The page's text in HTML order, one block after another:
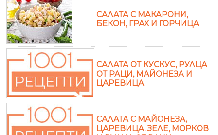
САЛАТА С МАКАРОНИ,
БЕКОН, ГРАХ И ГОРЧИЦА
САЛАТА ОТ КУСКУС, РУЛЦА
ОТ РАЦИ, МАЙОНЕЗА И
ЦАРЕВИЦА
САЛАТА С МАЙОНЕЗА,
ЦАРЕВИЦА, ЗЕЛЕ, МОРКОВ